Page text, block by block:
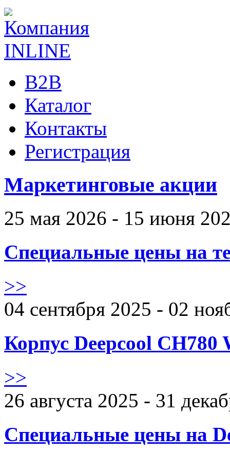
B2B
Каталог
Контакты
Регистрация
Маркетинговые акции
25 мая 2026 - 15 июня
Специальные цены на
>>
04 сентября 2025 - 02
Корпус Deepcool CH780
>>
26 августа 2025 - 31
Специальные цены на